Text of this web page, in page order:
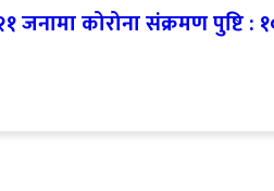
जनामा कोरोना संक्रमण पुष्टि :